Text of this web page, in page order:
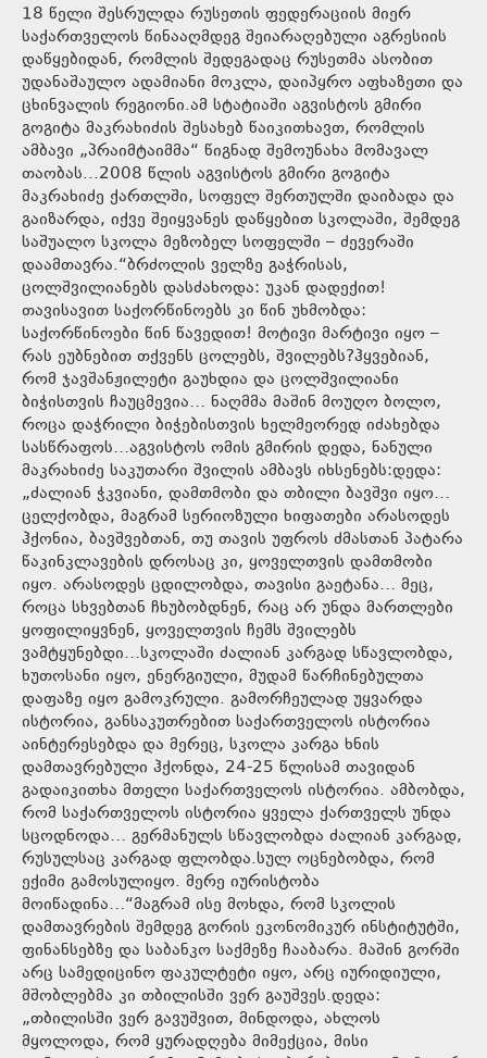
18 წელი შესრულდა რუსეთის ფედერაციის მიერ
საქართველოს წინააღმდეგ შეიარაღებული აგრესიის
დაწყებიდან, რომლის შედეგადაც რუსეთმა ასობით
უდანაშაულო ადამიანი მოკლა, დაიპყრო აფხაზეთი და
ცხინვალის რეგიონი.ამ სტატიაში აგვისტოს გმირი
გოგიტა მაკრახიძის შესახებ წაიკითხავთ, რომლის
ამბავი „პრაიმტაიმმა“ წიგნად შემოუნახა მომავალ
თაობას...2008 წლის აგვისტოს გმირი გოგიტა
მაკრახიძე ქართლში, სოფელ შერთულში დაიბადა და
გაიზარდა, იქვე შეიყვანეს დაწყებით სკოლაში, შემდეგ
საშუალო სკოლა მეზობელ სოფელში – ძევერაში
დაამთავრა.“ბრძოლის ველზე გაჭრისას,
ცოლშვილიანებს დასძახოდა: უკან დადექით!
თავისავით საქორწინოებს კი წინ უხმობდა:
საქორწინოები წინ წავედით! მოტივი მარტივი იყო –
რას ეუბნებით თქვენს ცოლებს, შვილებს?ჰყვებიან,
რომ ჯავშანჟილეტი გაუხდია და ცოლშვილიანი
ბიჭისთვის ჩაუცმევია… ნაღმმა მაშინ მოუღო ბოლო,
როცა დაჭრილი ბიჭებისთვის ხელმეორედ იძახებდა
სასწრაფოს…აგვისტოს ომის გმირის დედა, ნანული
მაკრახიძე საკუთარი შვილის ამბავს იხსენებს:დედა:
„ძალიან ჭკვიანი, დამთმობი და თბილი ბავშვი იყო…
ცელქობდა, მაგრამ სერიოზული ხიფათები არასოდეს
ჰქონია, ბავშვებთან, თუ თავის უფროს ძმასთან პატარა
წაკინკლავების დროსაც კი, ყოველთვის დამთმობი
იყო. არასოდეს ცდილობდა, თავისი გაეტანა… მეც,
როცა სხვებთან ჩხუბობდნენ, რაც არ უნდა მართლები
ყოფილიყვნენ, ყოველთვის ჩემს შვილებს
ვამტყუნებდი…სკოლაში ძალიან კარგად სწავლობდა,
ხუთოსანი იყო, ენერგიული, მუდამ წარჩინებულთა
დაფაზე იყო გამოკრული. გამორჩეულად უყვარდა
ისტორია, განსაკუთრებით საქართველოს ისტორია
აინტერესებდა და მერეც, სკოლა კარგა ხნის
დამთავრებული ჰქონდა, 24-25 წლისამ თავიდან
გადაიკითხა მთელი საქართველოს ისტორია. ამბობდა,
რომ საქართველოს ისტორია ყველა ქართველს უნდა
სცოდნოდა… გერმანულს სწავლობდა ძალიან კარგად,
რუსულსაც კარგად ფლობდა.სულ ოცნებობდა, რომ
ექიმი გამოსულიყო. მერე იურისტობა
მოიწადინა…“მაგრამ ისე მოხდა, რომ სკოლის
დამთავრების შემდეგ გორის ეკონომიკურ ინსტიტუტში,
ფინანსებზე და საბანკო საქმეზე ჩააბარა. მაშინ გორში
არც სამედიცინო ფაკულტეტი იყო, არც იურიდიული,
მშობლებმა კი თბილისში ვერ გაუშვეს.დედა:
„თბილისში ვერ გავუშვით, მინდოდა, ახლოს
მყოლოდა, რომ ყურადღება მიმექცია, მისი